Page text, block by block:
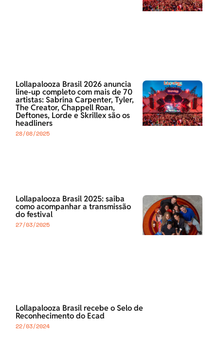
Lollapalooza Brasil 2026 anuncia
line-up completo com mais de 70
artistas: Sabrina Carpenter, Tyler,
The Creator, Chappell Roan,
Deftones, Lorde e Skrillex são os
headliners
28/08/2025
Lollapalooza Brasil 2025: saiba
como acompanhar a transmissão
do festival
27/03/2025
Lollapalooza Brasil recebe o Selo de
Reconhecimento do Ecad
22/03/2024